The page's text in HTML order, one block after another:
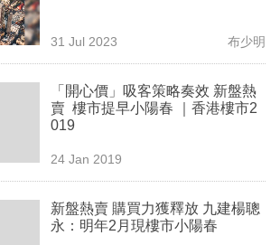
31 Jul 2023 布少明
「開心價」吸客策略奏效 新盤熱
賣 樓市提早小陽春 ｜香港樓市2
019
24 Jan 2019
新盤熱賣 購買力獲釋放 九建楊聰
永：明年2月現樓市小陽春